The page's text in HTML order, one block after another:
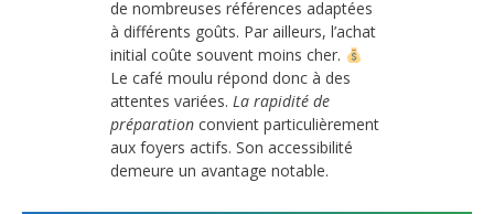
de nombreuses références adaptées
à différents goûts. Par ailleurs, l’achat
initial coûte souvent moins cher.
Le café moulu répond donc à des
attentes variées. La rapidité de
préparation convient particulièrement
aux foyers actifs. Son accessibilité
demeure un avantage notable.